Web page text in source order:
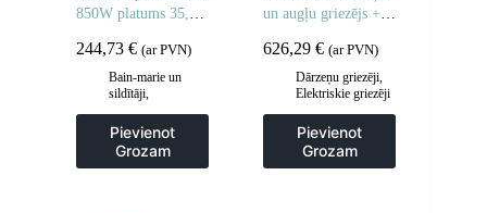
850W platums 35,5
244,73 € (ar PVN)
Bain-marie un
sildītāji,
Vitrīnu skapji un
apsildes skapji
Pievienot
Grozam
un augļu griezējs + 5
626,29€ (ar PVN)
Dārzeņu griezēji,
Elektriskie griezēji
Gastronomija
Manuāla un
mehāniska
Pievienot
Grozam